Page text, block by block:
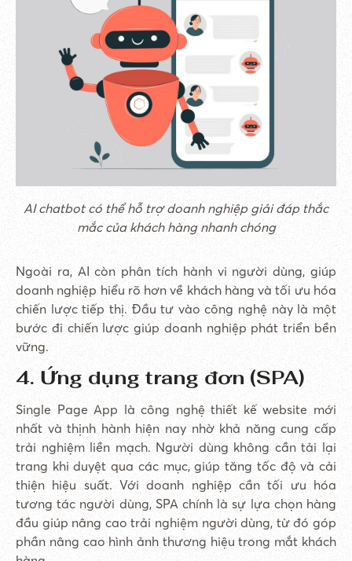
AI chatbot có thể hỗ trợ doanh nghiệp giải đáp thắc
mắc của khách hàng nhanh chóng
Ngoài ra, AI còn phân tích hành vi người dùng, giúp
doanh nghiệp hiểu rõ hơn về khách hàng và tối ưu hóa
chiến lược tiếp thị. Đầu tư vào công nghệ này là một
bước đi chiến lược giúp doanh nghiệp phát triển bền
vững.
4. Ứng dụng trang đơn (SPA)
Single Page App là công nghệ thiết kế website mới
nhất và thịnh hành hiện nay nhờ khả năng cung cấp
trải nghiệm liền mạch. Người dùng không cần tải lại
trang khi duyệt qua các mục, giúp tăng tốc độ và cải
thiện hiệu suất. Với doanh nghiệp cần tối ưu hóa
tương tác người dùng, SPA chính là sự lựa chọn hàng
đầu giúp nâng cao trải nghiệm người dùng, từ đó góp
phần nâng cao hình ảnh thương hiệu trong mắt khách